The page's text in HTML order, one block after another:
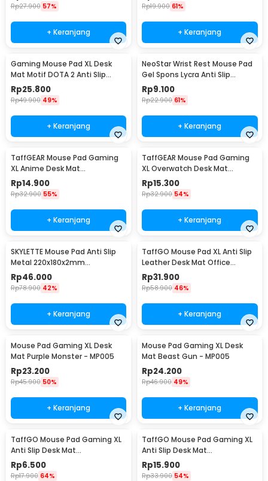
Rp27.900 57%
+ Keranjang
Rp19.900 61%
+ Keranjang
Gaming Mouse Pad XL Desk
Mat Motif DOTA 2 Anti Slip
400x900x2mm
Rp25.800
Rp49.900 49%
+ Keranjang
NeoStar Wrist Rest Mouse Pad
Gel Spons Lycra Anti Slip
210x230x4mm - MP24
Rp9.100
Rp22.900 61%
+ Keranjang
TaffGEAR Mouse Pad Gaming
XL Anime Desk Mat
800x300x2mm One Piece -
MP004
Rp14.900
Rp32.900 55%
+ Keranjang
TaffGEAR Mouse Pad Gaming
XL Overwatch Desk Mat
800x300x2mm Overwatch
Rp15.300
Rp32.900 54%
+ Keranjang
SKYLETTE Mouse Pad Anti Slip
Metal 220x180x2mm
220x180x2mm - SKY-053
Rp46.000
Rp78.900 42%
+ Keranjang
TaffGO Mouse Pad XL Anti Slip
Leather Desk Mat Office
800x400x1mm 400x800x1mm -
A47780
Rp31.900
Rp58.900 46%
+ Keranjang
Mouse Pad Gaming XL Desk
Mat Purple Monster - MP005
Rp23.200
Rp45.900 50%
+ Keranjang
Mouse Pad Gaming XL Desk
Mat Beast Gun - MP005
Rp24.200
Rp46.900 49%
+ Keranjang
TaffGO Mouse Pad Gaming XL
Anti Slip Desk Mat
240x310x2mm Speed - LS
Rp6.500
Rp17.900 64%
TaffGO Mouse Pad Gaming XL
Anti Slip Desk Mat
300x800x2mm Control - LS
Rp15.900
Rp33.900 54%